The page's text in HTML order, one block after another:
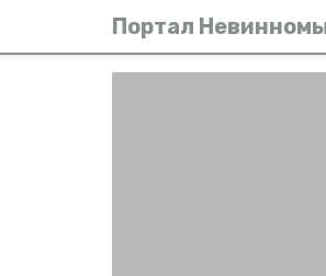
Портал